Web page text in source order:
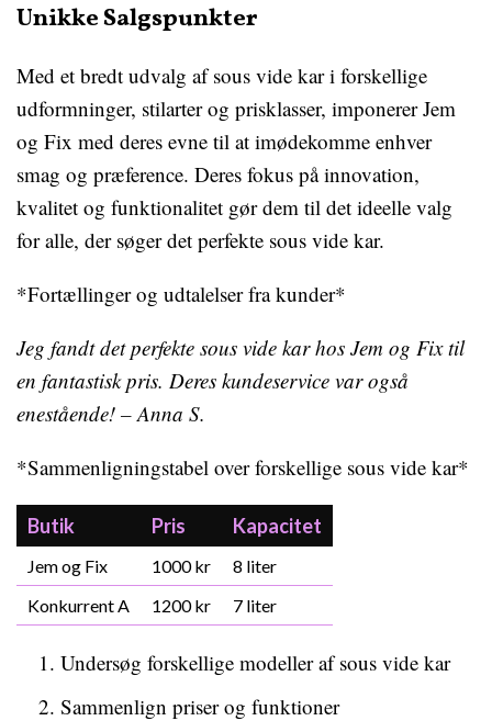
Unikke Salgspunkter
Med et bredt udvalg af sous vide kar i forskellige
udformninger, stilarter og prisklasser, imponerer Jem
og Fix med deres evne til at imødekomme enhver
smag og præference. Deres fokus på innovation,
kvalitet og funktionalitet gør dem til det ideelle valg
for alle, der søger det perfekte sous vide kar.
*Fortællinger og udtalelser fra kunder*
Jeg fandt det perfekte sous vide kar hos Jem og Fix til
en fantastisk pris. Deres kundeservice var også
enestående! – Anna S.
*Sammenligningstabel over forskellige sous vide kar*
Butik Pris Kapacitet
Jem og Fix 1000 kr
8 liter
Konkurrent A
1200 kr 7 liter
Undersøg forskellige modeller af sous vide kar
Sammenlign priser og funktioner